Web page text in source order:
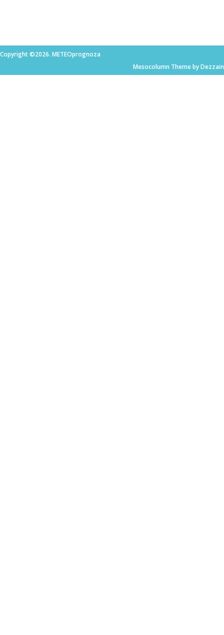
Copyright ©2026. METEOprognoza
Mesocolumn Theme by Dezzain